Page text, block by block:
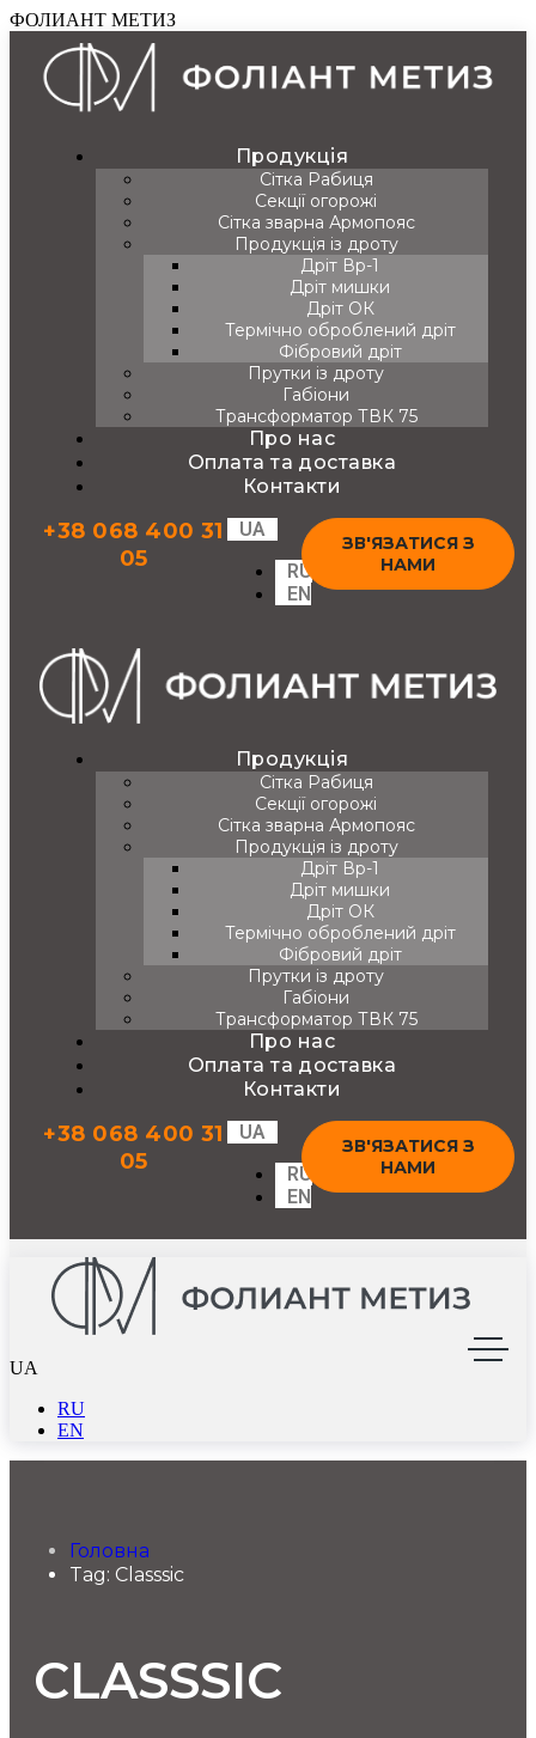
ФОЛИАНТ МЕТИЗ
Продукція
Сітка Рабиця
Секції огорожі
Сітка зварна Армопояс
Продукція із дроту
Дріт Вр-1
Дріт мишки
Дріт ОК
Термічно оброблений дріт
Фібровий дріт
Прутки із дроту
Габіони
Трансформатор ТВК 75
Про нас
Оплата та доставка
Контакти
+38 068 400 31
05
UA
RU
EN
ЗВ'ЯЗАТИСЯ З
НАМИ
Продукція
Сітка Рабиця
Секції огорожі
Сітка зварна Армопояс
Продукція із дроту
Дріт Вр-1
Дріт мишки
Дріт ОК
Термічно оброблений дріт
Фібровий дріт
Прутки із дроту
Габіони
Трансформатор ТВК 75
Про нас
Оплата та доставка
Контакти
+38 068 400 31
05
UA
RU
EN
ЗВ'ЯЗАТИСЯ З
НАМИ
UA
RU
EN
Головна
Tag: Classsic
CLASSSIC